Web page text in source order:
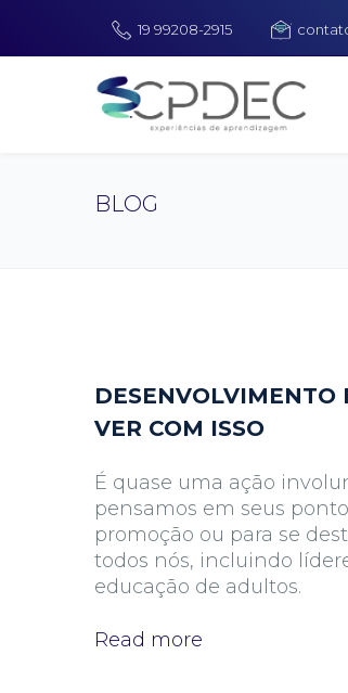
19 99208-2915
BLOG
DESENVOLVIMENTO
VER COM ISSO
É quase uma ação
pensamos em seus
promoção ou para se
todos nós, incluindo
educação de adultos.
Read more